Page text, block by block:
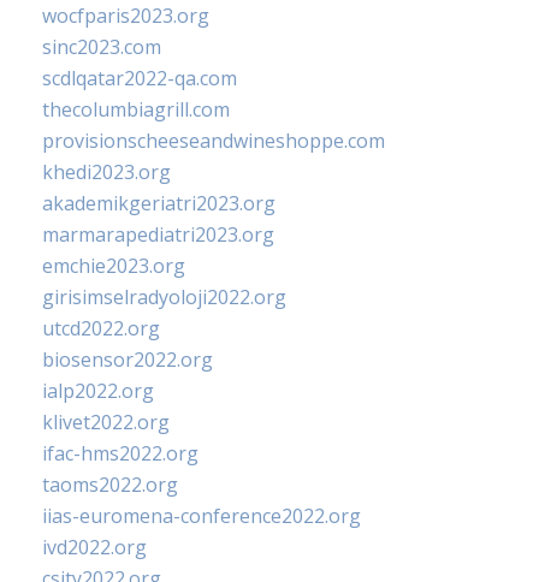
wocfparis2023.org
sinc2023.com
scdlqatar2022-qa.com
thecolumbiagrill.com
provisionscheeseandwineshoppe.com
khedi2023.org
akademikgeriatri2023.org
marmarapediatri2023.org
emchie2023.org
girisimselradyoloji2022.org
utcd2022.org
biosensor2022.org
ialp2022.org
klivet2022.org
ifac-hms2022.org
taoms2022.org
iias-euromena-conference2022.org
ivd2022.org